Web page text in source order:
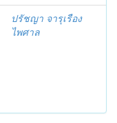
ปรัชญา จารุเรือง
ไพศาล